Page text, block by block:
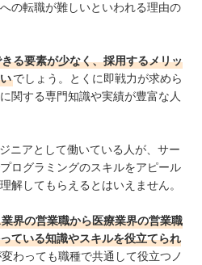
の転職が難しいといわれる理由の
る要素が少なく、採用するメリッ
でしょう。
とくに即戦力が求めら
関する専門知識や実績が豊富な人
ニアとして働いている人が、サー
ログラミングのスキルをアピール
解してもらえるとはいえません。
界の営業職から医療業界の営業職
ている知識やスキルを役立てられ
わっても職種で共通して役立つノ